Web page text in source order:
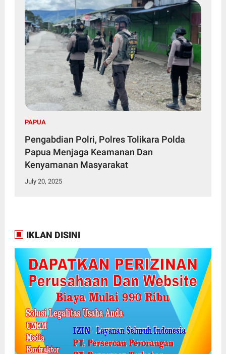
PAPUA
Pengabdian Polri, Polres Tolikara Polda
Papua Menjaga Keamanan Dan
Kenyamanan Masyarakat
July 20, 2025
IKLAN DISINI